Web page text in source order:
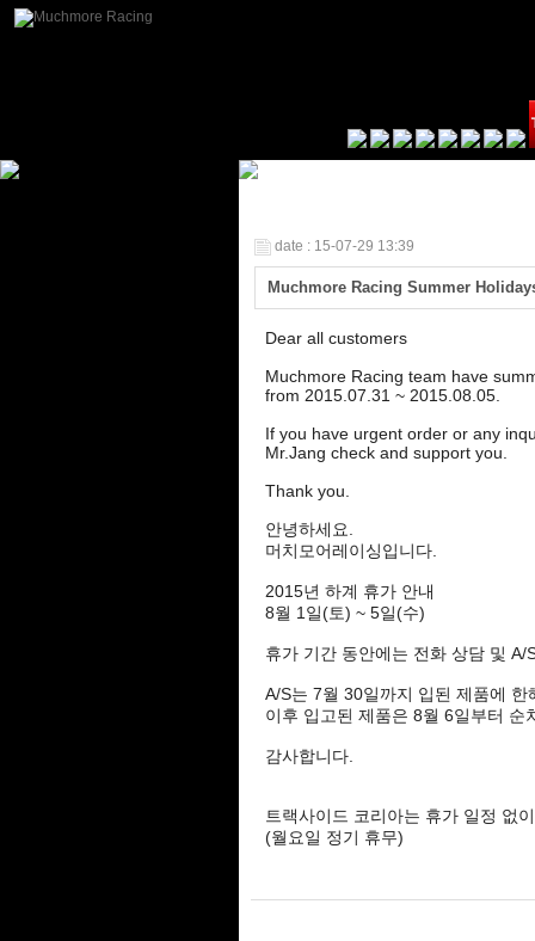
date : 15-07-29 13:39
Muchmore Racing Summer
Dear all customers
Muchmore Racing team have
from 2015.07.31 ~ 2015.08.05.
If you have urgent order or any
Mr.Jang check and support you.
Thank you.
안녕하세요.
머치모어레이싱입니다.
2015년 하계 휴가 안내
8월 1일(토) ~ 5일(수)
휴가 기간 동안에는 전화 상담 및
A/S는 7월 30일까지 입된 제품에
이후 입고된 제품은 8월 6일부터 순
감사합니다.
트랙사이드 코리아는 휴가 일정 없
(월요일 정기 휴무)